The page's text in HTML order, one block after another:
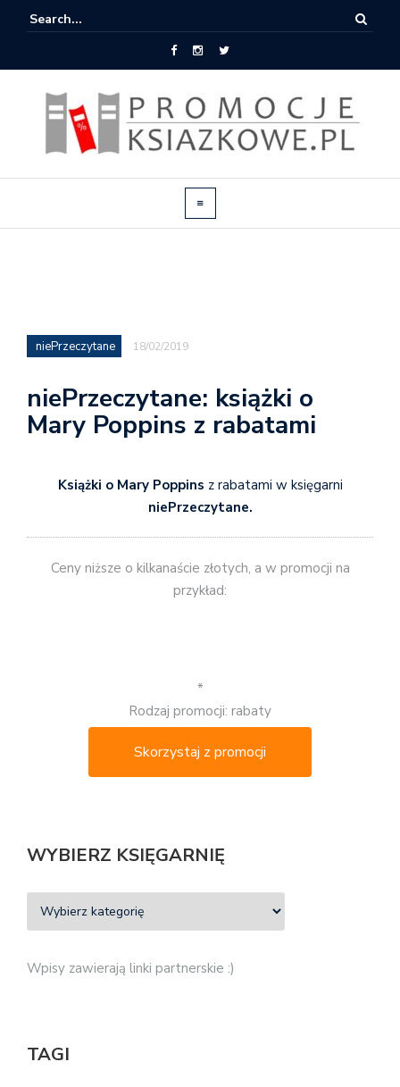
niePrzeczytane 18/02/2019
niePrzeczytane: książki o
Mary Poppins z rabatami
Książki o Mary Poppins z rabatami w księgarni
niePrzeczytane.
Ceny niższe o kilkanaście złotych, a w promocji na
przykład:
*
Rodzaj promocji: rabaty
Skorzystaj z promocji
WYBIERZ KSIĘGARNIĘ
Wpisy zawierają linki partnerskie :)
TAGI